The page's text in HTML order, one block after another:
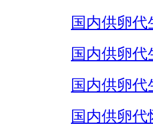
国内供卵代
国内供卵代
国内供卵代
国内供卵代